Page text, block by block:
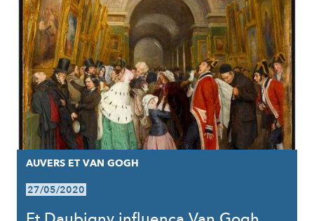
AUVERS ET VAN GOGH
27/05/2020